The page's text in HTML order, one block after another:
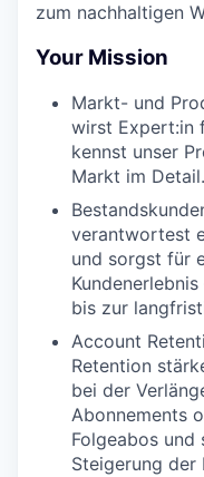
zum nachhaltigen
Your Mission
Markt- und
wirst Expert:in
kennst unser
Markt im Detail.
verantwortest
und sorgst für
bis zur
Account
Retention
bei der
Abonnements
Folgeabos
Steigerung der